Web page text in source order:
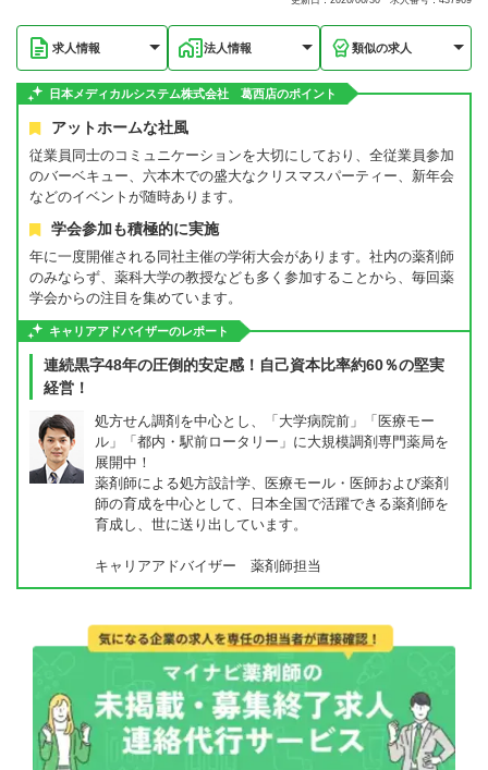
求人情報 法人情報 類似の求人
日本メディカルシステム株式会社 葛西店のポイント
アットホームな社風
従業員同士のコミュニケーションを大切にしており、全従業員参加
のバーベキュー、六本木での盛大なクリスマスパーティー、新年会
などのイベントが随時あります。
学会参加も積極的に実施
年に一度開催される同社主催の学術大会があります。社内の薬剤師
のみならず、薬科大学の教授なども多く参加することから、毎回薬
学会からの注目を集めています。
キャリアアドバイザーのレポート
連続黒字48年の圧倒的安定感！自己資本比率約60％の堅実
経営！
処方せん調剤を中心とし、「大学病院前」「医療モー
ル」「都内・駅前ロータリー」に大規模調剤専門薬局を
展開中！
薬剤師による処方設計学、医療モール・医師および薬剤
師の育成を中心として、日本全国で活躍できる薬剤師を
育成し、世に送り出しています。
キャリアアドバイザー 薬剤師担当